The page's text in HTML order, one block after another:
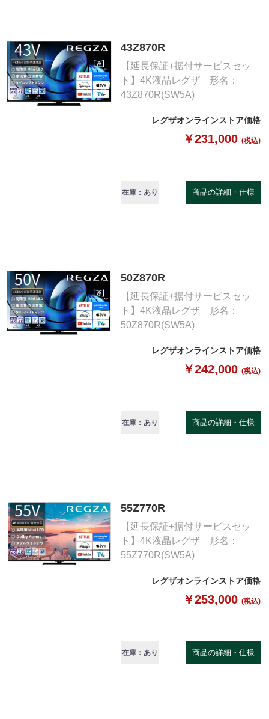
43Z870R
【延長保証+据付サービスセッ
ト】4K液晶レグザ 形名：
43Z870R(SW5A)
レグザオンラインストア価格
￥231,000 (税込)
在庫：あり 商品の詳細・仕様
50Z870R
【延長保証+据付サービスセッ
ト】4K液晶レグザ 形名：
50Z870R(SW5A)
レグザオンラインストア価格
￥242,000 (税込)
在庫：あり 商品の詳細・仕様
55Z770R
【延長保証+据付サービスセッ
ト】4K液晶レグザ 形名：
55Z770R(SW5A)
レグザオンラインストア価格
￥253,000 (税込)
在庫：あり 商品の詳細・仕様